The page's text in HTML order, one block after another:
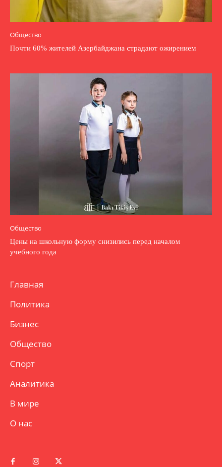
Общество
Почти 60% жителей Азербайджана страдают ожирением
Общество
Цены на школьную форму снизились перед началом
учебного года
Главная
Политика
Бизнес
Общество
Спорт
Аналитика
В мире
О нас